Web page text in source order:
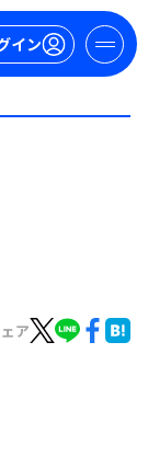
イン
ア